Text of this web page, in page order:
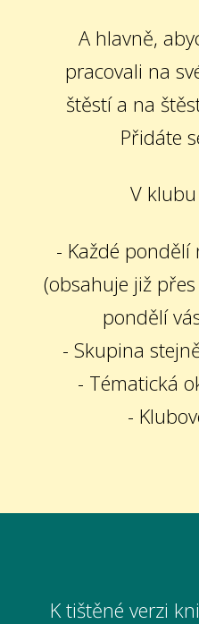
A hlavně,
pracovali na
štěstí a na
Přidáte
V
- Každé
(obsahuje již
pondělí
- Skupina
- Tématická
-
K tištěné verzi